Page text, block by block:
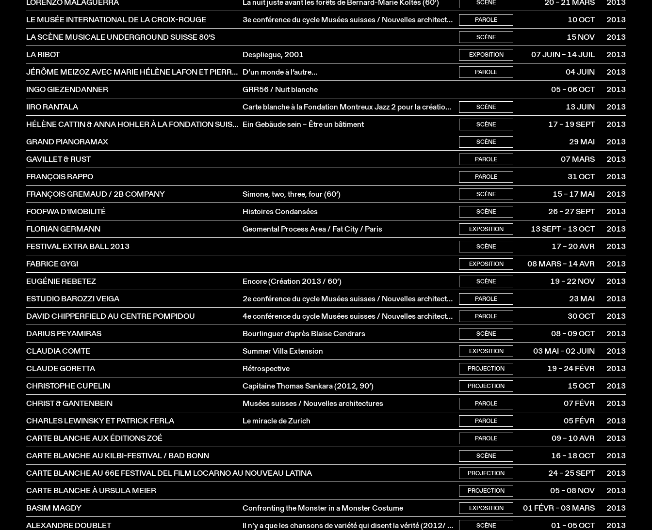
SCÈNE
LE MUSÉE INTERNATIONAL DE LA CROIX-ROUGE
3e conférence du cycle Musées suisses / Nouvelles architectures PAROLE 10 OCT
2013
LA SCÈNE MUSICALE UNDERGROUND SUISSE 80'S
SCÈNE 15 NOV
2013
LA RIBOT
Despliegue, 2001 EXPOSITION 07 JUIN – 14 JUIL
2013
JÉRÔME MEIZOZ AVEC MARIE HÉLÈNE LAFON ET PIERRE BERGOUNIOUX D’un monde à l’autre… PAROLE 04 JUIN
2013
INGO GIEZENDANNER
GRR56 / Nuit blanche 05 – 06 OCT
2013
IIRO RANTALA
Carte blanche à la Fondation Montreux Jazz 2 pour la création et l’échange culturel SCÈNE 13 JUIN
2013
HÉLÈNE CATTIN & ANNA HOHLER À LA FONDATION SUISSE Ein Gebäude sein – Être un bâtiment SCÈNE 17 – 19 SEPT
2013
GRAND PIANORAMAX
SCÈNE 29 MAI
2013
GAVILLET & RUST
PAROLE 07 MARS
2013
FRANÇOIS RAPPO
PAROLE 31 OCT
2013
FRANÇOIS GREMAUD / 2B COMPANY
Simone, two, three, four (60’) SCÈNE 15 – 17 MAI
2013
FOOFWA D'IMOBILITÉ
Histoires Condansées SCÈNE 26 – 27 SEPT
2013
FLORIAN GERMANN
Geomental Process Area / Fat City / Paris EXPOSITION 13 SEPT – 13 OCT
2013
FESTIVAL EXTRA BALL 2013
SCÈNE 17 – 20 AVR
2013
FABRICE GYGI
EXPOSITION 08 MARS – 14 AVR
2013
EUGÉNIE REBETEZ
Encore (Création 2013 / 60’) SCÈNE 19 – 22 NOV
2013
ESTUDIO BAROZZI VEIGA
2e conférence du cycle Musées suisses / Nouvelles architectures PAROLE 23 MAI
2013
DAVID CHIPPERFIELD AU CENTRE POMPIDOU
4e conférence du cycle Musées suisses / Nouvelles architectures PAROLE 30 OCT
2013
DARIUS PEYAMIRAS
Bourlinguer d’après Blaise Cendrars SCÈNE 08 – 09 OCT
2013
CLAUDIA COMTE
Summer Villa Extension EXPOSITION 03 MAI – 02 JUIN
2013
CLAUDE GORETTA
Rétrospective PROJECTION 19 – 24 FÉVR
2013
CHRISTOPHE CUPELIN
Capitaine Thomas Sankara (2012, 90’) PROJECTION 15 OCT
2013
CHRIST & GANTENBEIN
Musées suisses / Nouvelles architectures PAROLE 07 FÉVR
2013
CHARLES LEWINSKY ET PATRICK FERLA
Le miracle de Zurich PAROLE 05 FÉVR
2013
CARTE BLANCHE AUX ÉDITIONS ZOÉ
PAROLE 09 – 10 AVR
2013
CARTE BLANCHE AU KILBI-FESTIVAL / BAD BONN
SCÈNE 16 – 18 OCT
2013
CARTE BLANCHE AU 66E FESTIVAL DEL FILM LOCARNO AU NOUVEAU LATINA
PROJECTION 24 – 25 SEPT
2013
CARTE BLANCHE À URSULA MEIER
PROJECTION 05 – 08 NOV
2013
BASIM MAGDY
Confronting the Monster in a Monster Costume EXPOSITION 01 FÉVR – 03 MARS
2013
ALEXANDRE DOUBLET
Il n’y a que les chansons de variété qui disent la vérité (2012/ 1re française) SCÈNE 01 – 05 OCT 2013